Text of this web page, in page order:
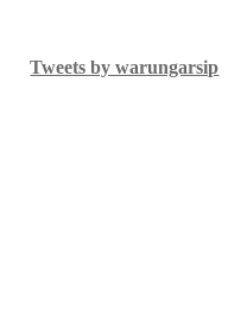
Tweets by warungarsip